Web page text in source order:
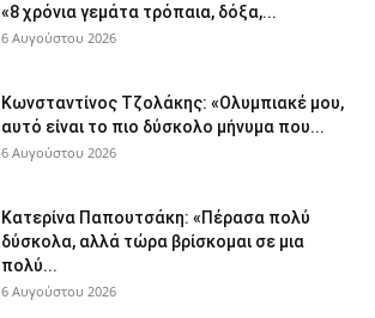
«8 χρόνια γεμάτα τρόπαια, δόξα,...
6 Αυγούστου 2026
Κωνσταντίνος Τζολάκης: «Ολυμπιακέ μου,
αυτό είναι το πιο δύσκολο μήνυμα που...
6 Αυγούστου 2026
Κατερίνα Παπουτσάκη: «Πέρασα πολύ
δύσκολα, αλλά τώρα βρίσκομαι σε μια
πολύ...
6 Αυγούστου 2026